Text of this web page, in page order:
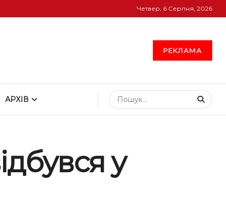
Четвер, 6 Серпня, 2026
РЕКЛАМА
АРХІВ
у